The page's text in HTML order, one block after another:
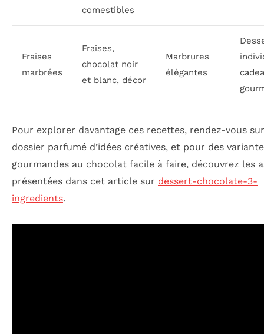
comestibles
Fraises
marbrées
Fraises,
chocolat noir
et blanc, décor
Marbrures
élégantes
Pour explorer davantage ces recettes, rendez-vous
dossier parfumé d’idées créatives, et pour des
gourmandes au chocolat facile à faire, découvrez les
présentées dans cet article sur dessert-chocolate-3-
ingredients.